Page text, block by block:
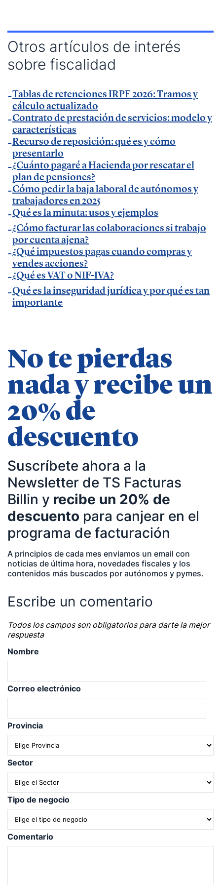
productividad enesdiario.
— Charla sobre productividad y factura electrónica
enLa Razón.
Autónomos y Emprendedores.
— Entrevista sobre Ley Antifraude y Ley Crea y
Crece enExpansión.
— Entrevista sobre Ley Antifraude y Ley Crea y
Crece enLa Razón
— Entrevista sobre factura electrónica obligatoria
enEl Economista.
— Comunicado Billin y TeamSystem enBusiness
Insider.
— Entrevista enEconomía Digital.
— Entrevista en Ideas para tu empresa de
Vodafone.
— Entrevista enMásQradio
— Entrevista en Armas para emprender de El
Método Gallardo
Marcos De La Cueva en eventos
— Participación como ponente en Accountex
España 2023.
Temáticas de especialización
negocios | startups | contabilidad| fiscalidad |
empresas| asesorías| autonomos | emprendedores
| pequeños negocios | economía | ADE | pymes |
desarrollo de negocio
Otros artículos de interés
sobre fiscalidad
Tablas de retenciones IRPF 2026: Tramos y
cálculo actualizado
Contrato de prestación de servicios: modelo y
características
Recurso de reposición: qué es y cómo
presentarlo
¿Cuánto pagaré a Hacienda por rescatar el
plan de pensiones?
Cómo pedir la baja laboral de autónomos y
trabajadores en 2025
Qué es la minuta: usos y ejemplos
¿Cómo facturar las colaboraciones si trabajo
por cuenta ajena?
¿Qué impuestos pagas cuando compras y
vendes acciones?
¿Qué es VAT o NIF-IVA?
Qué es la inseguridad jurídica y por qué es tan
importante
No te pierdas
nada y recibe un
20% de
descuento
Suscríbete ahora a la
Newsletter de TS Facturas
Billin y recibe un 20% de
descuento para canjear en el
programa de facturación
A principios de cada mes enviamos un email con
noticias de última hora, novedades fiscales y los
contenidos más buscados por autónomos y pymes.
Escribe un comentario
Todos los campos son obligatorios para darte la mejor
respuesta
Nombre
Correo electrónico
Provincia
Sector
Tipo de negocio
Comentario